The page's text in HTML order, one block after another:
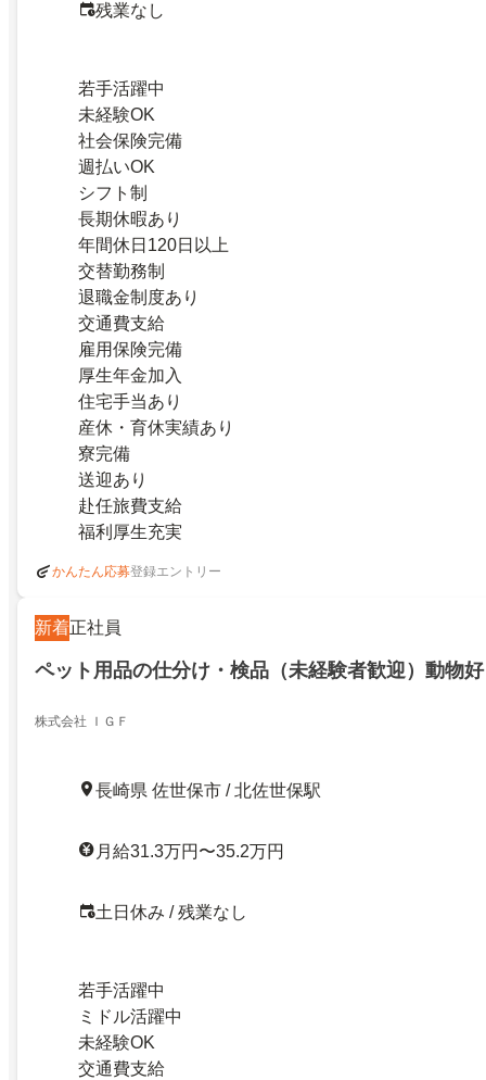
残業なし
若手活躍中
未経験OK
社会保険完備
週払いOK
シフト制
長期休暇あり
年間休日120日以上
交替勤務制
退職金制度あり
交通費支給
雇用保険完備
厚生年金加入
住宅手当あり
産休・育休実績あり
寮完備
送迎あり
赴任旅費支給
福利厚生充実
かんたん応募登録エントリー
新着正社員
ペット用品の仕分け・検品（未経験者歓迎）動物
株式会社 ＩＧＦ
長崎県 佐世保市 / 北佐世保駅
月給31.3万円〜35.2万円
土日休み / 残業なし
若手活躍中
ミドル活躍中
未経験OK
交通費支給